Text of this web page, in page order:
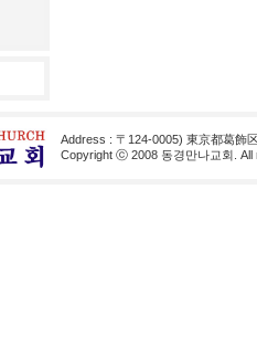
Address : 〒124-0005) 東京都葛飾
Copyright ⓒ 2008 동경만나교회.